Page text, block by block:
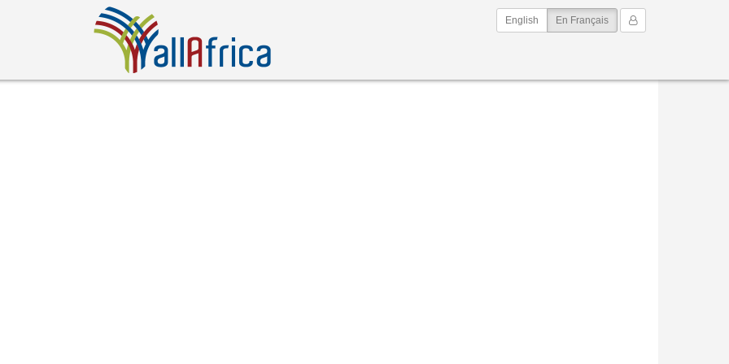
Mon Compte
English En Français(current)